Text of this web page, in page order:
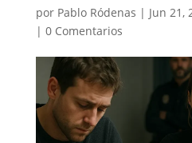
por Pablo Ródenas | Jun 21,
| 0 Comentarios